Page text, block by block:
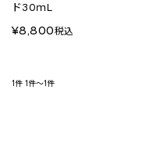
ド30ｍL
¥8,800税込
1件 1件～1件